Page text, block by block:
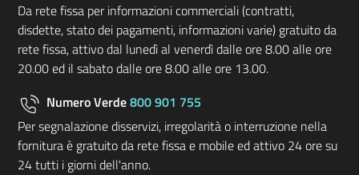
Da rete fissa per informazioni commerciali (contratti,
disdette, stato dei pagamenti, informazioni varie) gratuito da
rete fissa, attivo dal lunedì al venerdì dalle ore 8.00 alle ore
20.00 ed il sabato dalle ore 8.00 alle ore 13.00.
Numero Verde800 901 755
Per segnalazione disservizi, irregolarità o interruzione nella
fornitura è gratuito da rete fissa e mobile ed attivo 24 ore su
24 tutti i giorni dell'anno.